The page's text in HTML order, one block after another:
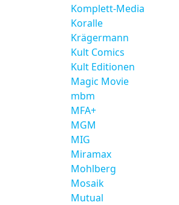
Komplett-Media
Koralle
Krägermann
Kult Comics
Kult Editionen
Magic Movie
mbm
MFA+
MGM
MIG
Miramax
Mohlberg
Mosaik
Mutual